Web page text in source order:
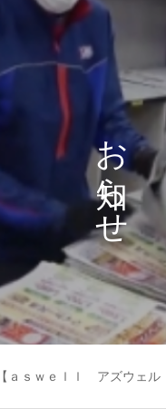
お
ら
せ
ｓｗｅｌｌ アズウェル